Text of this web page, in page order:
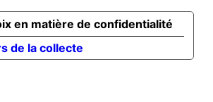
de la collecte
en matière de confidentialité